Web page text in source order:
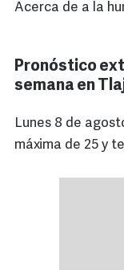
Acerca de a la
Pronóstico
semana en
Lunes 8 de
máxima de 25 y